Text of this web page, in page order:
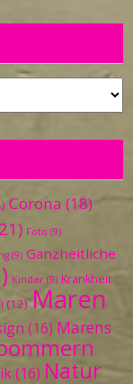
Corona (18)
Foto (9)
(9) Ganzheitliche
Kinder (9) Krankheit
(12) Maren
(16) Marens
(16) Natur